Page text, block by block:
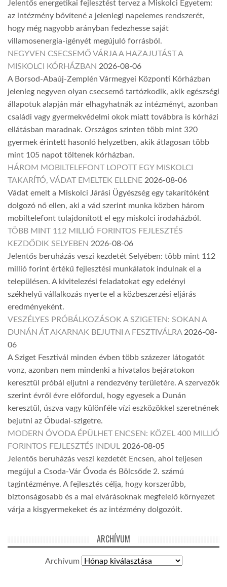
Jelentős energetikai fejlesztést tervez a Miskolci Egyetem:
az intézmény bővítené a jelenlegi napelemes rendszerét,
hogy még nagyobb arányban fedezhesse saját
villamosenergia-igényét megújuló forrásból.
NEGYVEN CSECSEMŐ VÁRJA A HAZAJUTÁST A
MISKOLCI KÓRHÁZBAN 2026-08-06
A Borsod-Abaúj-Zemplén Vármegyei Központi Kórházban
jelenleg negyven olyan csecsemő tartózkodik, akik egészségi
állapotuk alapján már elhagyhatnák az intézményt, azonban
családi vagy gyermekvédelmi okok miatt továbbra is kórházi
ellátásban maradnak. Országos szinten több mint 320
gyermek érintett hasonló helyzetben, akik átlagosan több
mint 105 napot töltenek kórházban.
HÁROM MOBILTELEFONT LOPOTT EGY MISKOLCI
TAKARÍTÓ, VÁDAT EMELTEK ELLENE 2026-08-06
Vádat emelt a Miskolci Járási Ügyészség egy takarítóként
dolgozó nő ellen, aki a vád szerint munka közben három
mobiltelefont tulajdonított el egy miskolci irodaházból.
TÖBB MINT 112 MILLIÓ FORINTOS FEJLESZTÉS
KEZDŐDIK SELYEBEN 2026-08-06
Jelentős beruházás veszi kezdetét Selyében: több mint 112
millió forint értékű fejlesztési munkálatok indulnak el a
településen. A kivitelezési feladatokat egy edelényi
székhelyű vállalkozás nyerte el a közbeszerzési eljárás
eredményeként.
VESZÉLYES PRÓBÁLKOZÁSOK A SZIGETEN: SOKAN A
DUNÁN ÁT AKARNAK BEJUTNI A FESZTIVÁLRA 2026-08-
06
A Sziget Fesztivál minden évben több százezer látogatót
vonz, azonban nem mindenki a hivatalos bejáratokon
keresztül próbál eljutni a rendezvény területére. A szervezők
szerint évről évre előfordul, hogy egyesek a Dunán
keresztül, úszva vagy különféle vízi eszközökkel szeretnének
bejutni az Óbudai-szigetre.
MODERN ÓVODA ÉPÜLHET ENCSEN: KÖZEL 400 MILLIÓ
FORINTOS FEJLESZTÉS INDUL 2026-08-05
Jelentős beruházás veszi kezdetét Encsen, ahol teljesen
megújul a Csoda-Vár Óvoda és Bölcsőde 2. számú
tagintézménye. A fejlesztés célja, hogy korszerűbb,
biztonságosabb és a mai elvárásoknak megfelelő környezet
várja a kisgyermekeket és az intézmény dolgozóit.
ARCHÍVUM
Archívum